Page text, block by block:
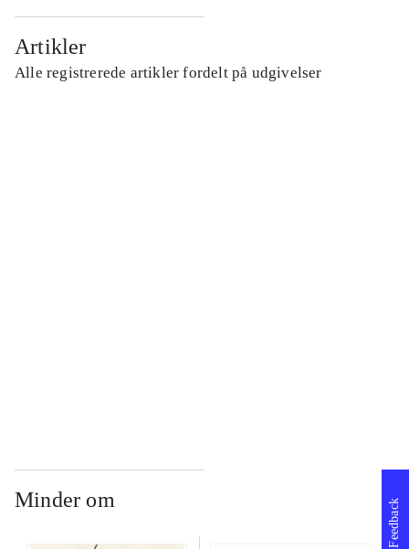
Artikler
Alle registrerede artikler fordelt på udgivelser
Minder om Feedback